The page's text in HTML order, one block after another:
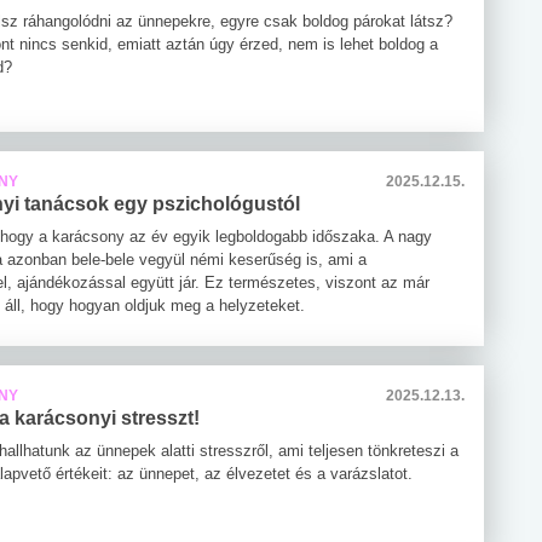
ráhangolódni az ünnepekre, egyre csak boldog párokat látsz?
nincs senkid, emiatt aztán úgy érzed, nem is lehet boldog a
2025.12.15.
tanácsok egy pszichológustól
a karácsony az év egyik legboldogabb időszaka. A nagy
azonban bele-bele vegyül némi keserűség is, ami a
ajándékozással együtt jár. Ez természetes, viszont az már
hogy hogyan oldjuk meg a helyzeteket.
2025.12.13.
karácsonyi stresszt!
az ünnepek alatti stresszről, ami teljesen tönkreteszi a
értékeit: az ünnepet, az élvezetet és a varázslatot.